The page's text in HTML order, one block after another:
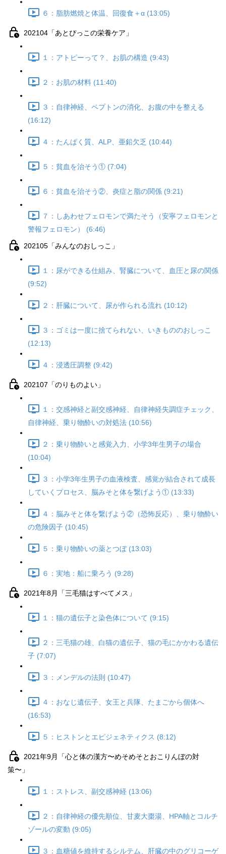
６：脂肪燃焼と体温、回復食＋α (13:05)
202104「あとぴっこの栄養ケア」
１：アトピーって？、お肌の構造 (9:43)
２：お肌の材料 (11:40)
３：自律神経、ペプトンの消化、お腹の中を整える
(16:12)
４：たんぱく質、ALP、亜鉛欠乏 (10:44)
５：貧血を治そう① (7:04)
６：貧血を治そう②、炎症と脂の関係 (9:21)
７：しあわせフェロモンで満たそう（安寧フェロモンと
警報フェロモン） (6:46)
202105「みんなのおしっこ」
１：尿ができる仕組み、腎臓について、血圧と尿の関係
(9:52)
２：肝臓について、尿が作られる流れ (10:12)
３：ゴミは一度に捨てられない、いきもののおしっこ
(12:13)
４：浸透圧調整 (9:42)
202107「のりものよい」
１：交感神経と副交感神経、自律神経失調症チェック、
自律神経、乗り物酔いの対処法 (10:56)
２：乗り物酔いと感覚入力、小学3年生男子の場合
(10:04)
３：小学3年生男子の血液検査、感覚が結合されて成長
していくプロセス、脳みそと体を繋げよう① (13:33)
４：脳みそと体を繋げよう②（恐怖反応）、乗り物酔い
の危険因子 (10:45)
５：乗り物酔いの薬とつぼ (13:03)
６：実地：船に乗ろう (9:28)
2021年8月「三毛猫はすべてメス」
１：猫の遺伝子と染色体について (9:15)
２：三毛猫の雄、白猫の遺伝子、猫の毛にかかわる遺伝
子 (7:07)
３：メンデルの法則 (10:47)
４：おなじ遺伝子、女王と兵隊、たまごから個体へ
(16:53)
５：ヒストンとエピジェネティクス (8:12)
2021年9月「心と体の漢方〜めそめそとおこりんぼの対
策〜」
１：ストレス、副交感神経 (13:06)
２：自律神経の優先順位、甘麦大棗湯、HPA軸とコルチ
ゾールの変動 (9:05)
３：血糖値を維持するシルテム、肝臓の中のグリコーゲ